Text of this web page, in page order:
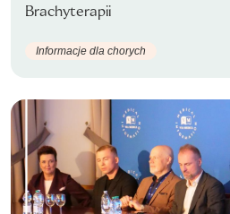
Brachyterapii
Informacje dla chorych